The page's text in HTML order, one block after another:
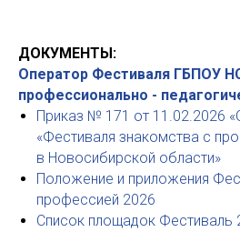
ДОКУМЕНТЫ:
Оператор Фестиваля ГБПОУ
профессионально -
Приказ № 171 от 11.02.2026
«Фестиваля знакомства с
в Новосибирской области»
Положение и приложения
профессией 2026
Список площадок Фестиваль